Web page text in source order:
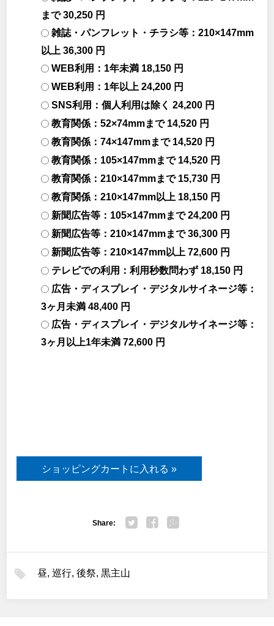
まで 30,250 円
雑誌・パンフレット・チラシ等：210×147mm
以上 36,300 円
WEB利用：1年未満 18,150 円
WEB利用：1年以上 24,200 円
SNS利用：個人利用は除く 24,200 円
教育関係：52×74mmまで 14,520 円
教育関係：74×147mmまで 14,520 円
教育関係：105×147mmまで 14,520 円
教育関係：210×147mmまで 15,730 円
教育関係：210×147mm以上 18,150 円
新聞広告等：105×147mmまで 24,200 円
新聞広告等：210×147mmまで 36,300 円
新聞広告等：210×147mm以上 72,600 円
テレビでの利用：利用秒数問わず 18,150 円
広告・ディスプレイ・デジタルサイネージ等：
3ヶ月未満 48,400 円
広告・ディスプレイ・デジタルサイネージ等：
3ヶ月以上1年未満 72,600 円
Share:
昼, 巡行, 後祭, 黒主山